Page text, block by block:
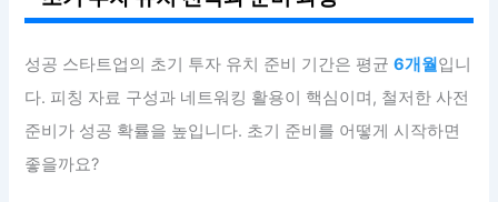
성공 스타트업의 초기 투자 유치 준비 기간은 평균6개월입니
다. 피칭 자료 구성과 네트워킹 활용이 핵심이며, 철저한 사전
준비가 성공 확률을 높입니다. 초기 준비를 어떻게 시작하면
좋을까요?